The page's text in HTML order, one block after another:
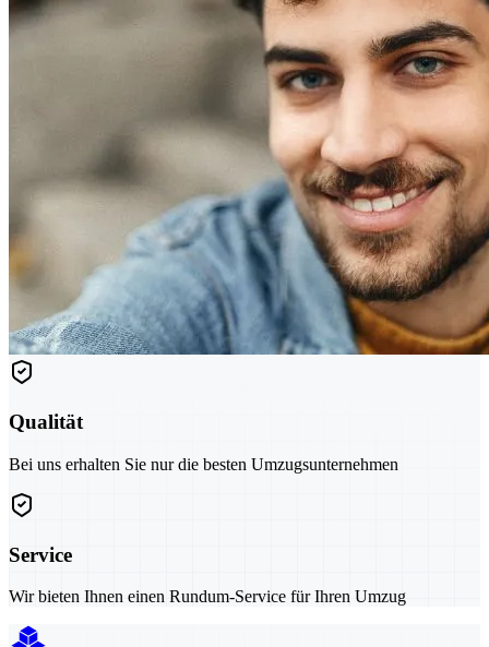
Qualität
Bei uns erhalten Sie nur die besten Umzugsunternehmen
Service
Wir bieten Ihnen einen Rundum-Service für Ihren Umzug